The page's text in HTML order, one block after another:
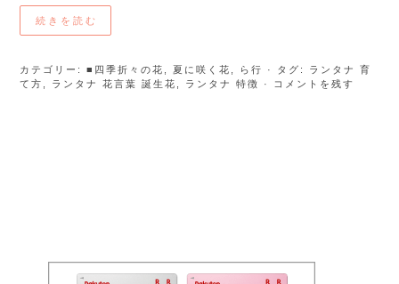
続きを読む
カテゴリー:■四季折々の花 ,夏に咲く花 ら行 · タグ: ランタナ 育
て方
ランタナ 花言葉 誕生花 ランタナ 特徴 · コメントを残す